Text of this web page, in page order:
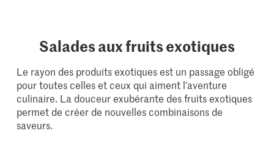
Salades aux fruits exotiques
Le rayon des produits exotiques est un passage obligé
pour toutes celles et ceux qui aiment l’aventure
culinaire. La douceur exubérante des fruits exotiques
permet de créer de nouvelles combinaisons de
saveurs.